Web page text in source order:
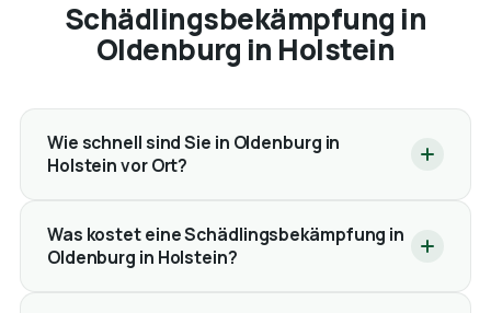
Schädlingsbekämpfung in
Oldenburg in Holstein
Wie schnell sind Sie in Oldenburg in
Holstein vor Ort?
Was kostet eine Schädlingsbekämpfung in
Oldenburg in Holstein?